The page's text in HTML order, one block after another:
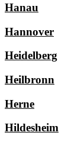
Hanau
Hannover
Heidelberg
Heilbronn
Herne
Hildesheim